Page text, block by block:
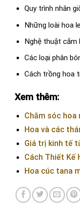
Quy trình nhân
Những loài hoa
Nghệ thuật cắm
Các loại phân
Cách trồng hoa
Xem thêm:
Chăm sóc hoa
Hoa và các
Giá trị kinh tế
Cách Thiết Kế
Hoa cúc tana